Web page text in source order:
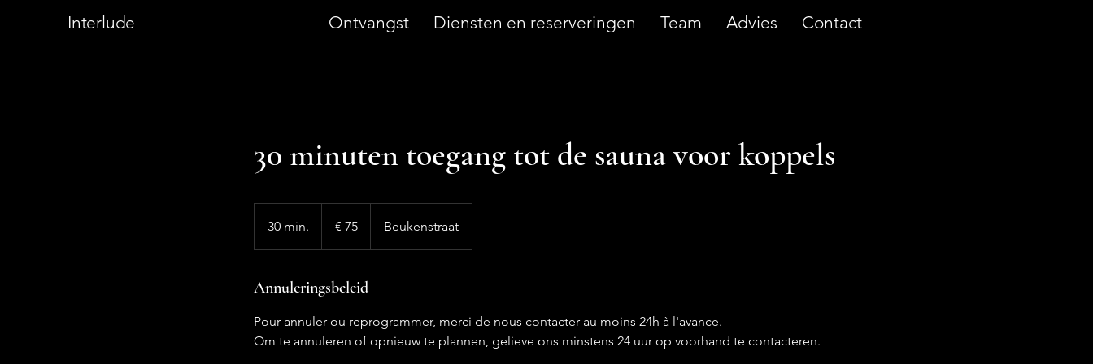
Interlude Ontvangst Diensten en reserveringen Team Advies Contact
30 minuten toegang tot de sauna voor koppels
30 min.
0
i
.
€ 75 Beukenstraat
Annuleringsbeleid
Pour annuler ou reprogrammer, merci de nous contacter au moins 24h à l'avance.
Om te annuleren of opnieuw te plannen, gelieve ons minstens 24 uur op voorhand te contacteren.